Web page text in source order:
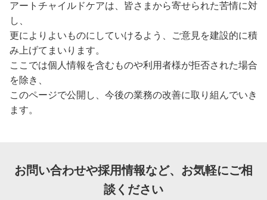
アートチャイルドケアは、皆さまから寄せられた苦情に対
し、
更によりよいものにしていけるよう、ご意見を建設的に積
み上げてまいります。
ここでは個人情報を含むものや利用者様が拒否された場合
を除き、
このページで公開し、今後の業務の改善に取り組んでいき
ます。
お問い合わせや採用情報など、お気軽にご相
談ください